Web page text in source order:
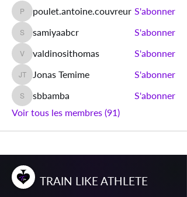
poulet.antoine.couvreur
poulet.antoine.couvreur S'abonner
samiyaabcr
samiyaabcr S'abonner
valdinosithomas
valdinosithomas S'abonner
Jonas Temime
Jonas Temime S'abonner
sbbamba
sbbamba
S'abonner
Voir tous les membres (91)
TRAIN L IKEATHLETE